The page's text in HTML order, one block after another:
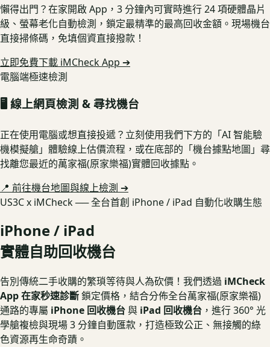
懶得出門？在家開啟 App，3 分鐘內可實時進行 24 項硬體晶片
級、螢幕老化自動檢測，鎖定最精準的最高回收金額。現場機台
直接掃條碼，免填個資直接撥款！
立即免費下載 iMCheck App ➔
電腦端極速檢測
🖥️ 線上網頁檢測 & 尋找機台
正在使用電腦或想直接投遞？立刻使用我們下方的「AI 智能驗
機模擬艙」體驗線上估價流程，或在底部的「機台據點地圖」尋
找離您最近的萬家福(原家樂福)實體回收據點。
📍 前往機台地圖與線上檢測 ➔
US3C x iMCheck ── 全台首創 iPhone / iPad 自動化收購生態
iPhone / iPad
實體自助回收機台
告別傳統二手收購的繁瑣等待與人為砍價！我們透過 iMCheck
App 在家秒速診斷鎖定價格，結合分佈全台萬家福(原家樂福)
通路的專屬 iPhone 回收機台與 iPad 回收機台 ，進行 360° 光
學艙複檢與現場 3 分鐘自動匯款，打造極致公正、無接觸的綠
色資源再生命奇蹟。